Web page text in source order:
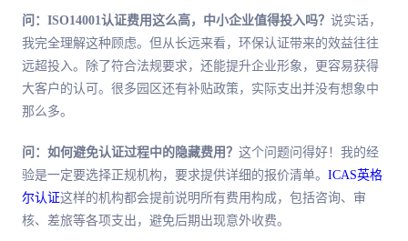
问：ISO14001认证费用这么高，中小企业值得投入吗？ 说实话，
我完全理解这种顾虑。但从长远来看，环保认证带来的效益往往
远超投入。除了符合法规要求，还能提升企业形象，更容易获得
大客户的认可。很多园区还有补贴政策，实际支出并没有想象中
那么多。
问：如何避免认证过程中的隐藏费用？ 这个问题问得好！我的经
验是一定要选择正规机构，要求提供详细的报价清单。 ICAS英格
尔认证这样的机构都会提前说明所有费用构成，包括咨询、审
核、差旅等各项支出，避免后期出现意外收费。